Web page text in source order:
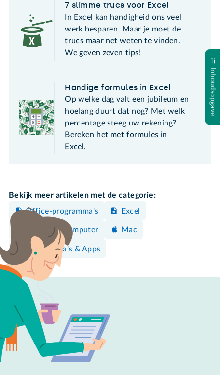
Inhoudsopgave
7 slimme trucs voor Excel
In Excel kan handigheid ons veel
werk besparen. Maar je moet de
trucs maar net weten te vinden.
We geven zeven tips!
Handige formules in Excel
Op welke dag valt een jubileum en
hoelang duurt dat nog? Met welk
percentage steeg uw rekening?
Bereken het met formules in
Excel.
Bekijk meer artikelen met de categorie:
Office-programma's
Excel
Windows-computer Mac
Programma's & Apps